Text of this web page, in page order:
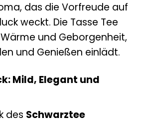
das die Vorfreude auf
weckt. Die Tasse Tee
und Geborgenheit,
und Genießen einlädt.
Mild, Elegant und
des Schwarztee